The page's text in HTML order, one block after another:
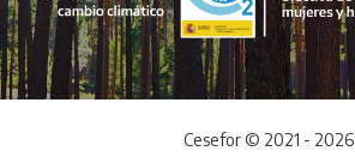
Cesefor © 2021 - 2026